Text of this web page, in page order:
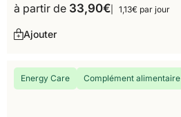
à partir de 33,90€ 1,13€ par jour
Ajouter
Energy Care Complément alimentaire